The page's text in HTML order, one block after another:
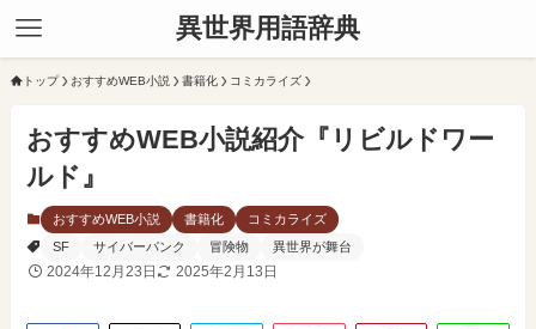
異世界用語辞典
トップ おすすめWEB小説 書籍化 コミカライズ
おすすめWEB小説紹介『リビルドワー
ルド』
おすすめWEB小説 書籍化
コミカライズ
SF
サイバーパンク 冒険物 異世界が舞台
2024年12月23日 2025年2月13日